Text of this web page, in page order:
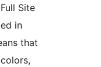
Site
in
that